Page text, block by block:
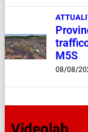
M5S
08/08/